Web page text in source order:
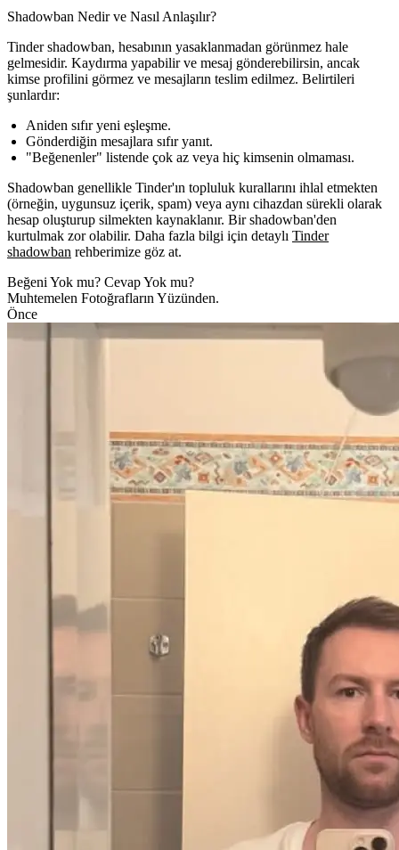
Shadowban Nedir ve Nasıl Anlaşılır?
Tinder shadowban, hesabının yasaklanmadan görünmez hale
gelmesidir. Kaydırma yapabilir ve mesaj gönderebilirsin, ancak
kimse profilini görmez ve mesajların teslim edilmez. Belirtileri
şunlardır:
Aniden sıfır yeni eşleşme.
Gönderdiğin mesajlara sıfır yanıt.
"Beğenenler" listende çok az veya hiç kimsenin olmaması.
Shadowban genellikle Tinder'ın topluluk kurallarını ihlal etmekten
(örneğin, uygunsuz içerik, spam) veya aynı cihazdan sürekli olarak
hesap oluşturup silmekten kaynaklanır. Bir shadowban'den
kurtulmak zor olabilir. Daha fazla bilgi için detaylı Tinder
shadowban rehberimize göz at.
Beğeni Yok mu? Cevap Yok mu?
Muhtemelen Fotoğrafların Yüzünden.
Önce